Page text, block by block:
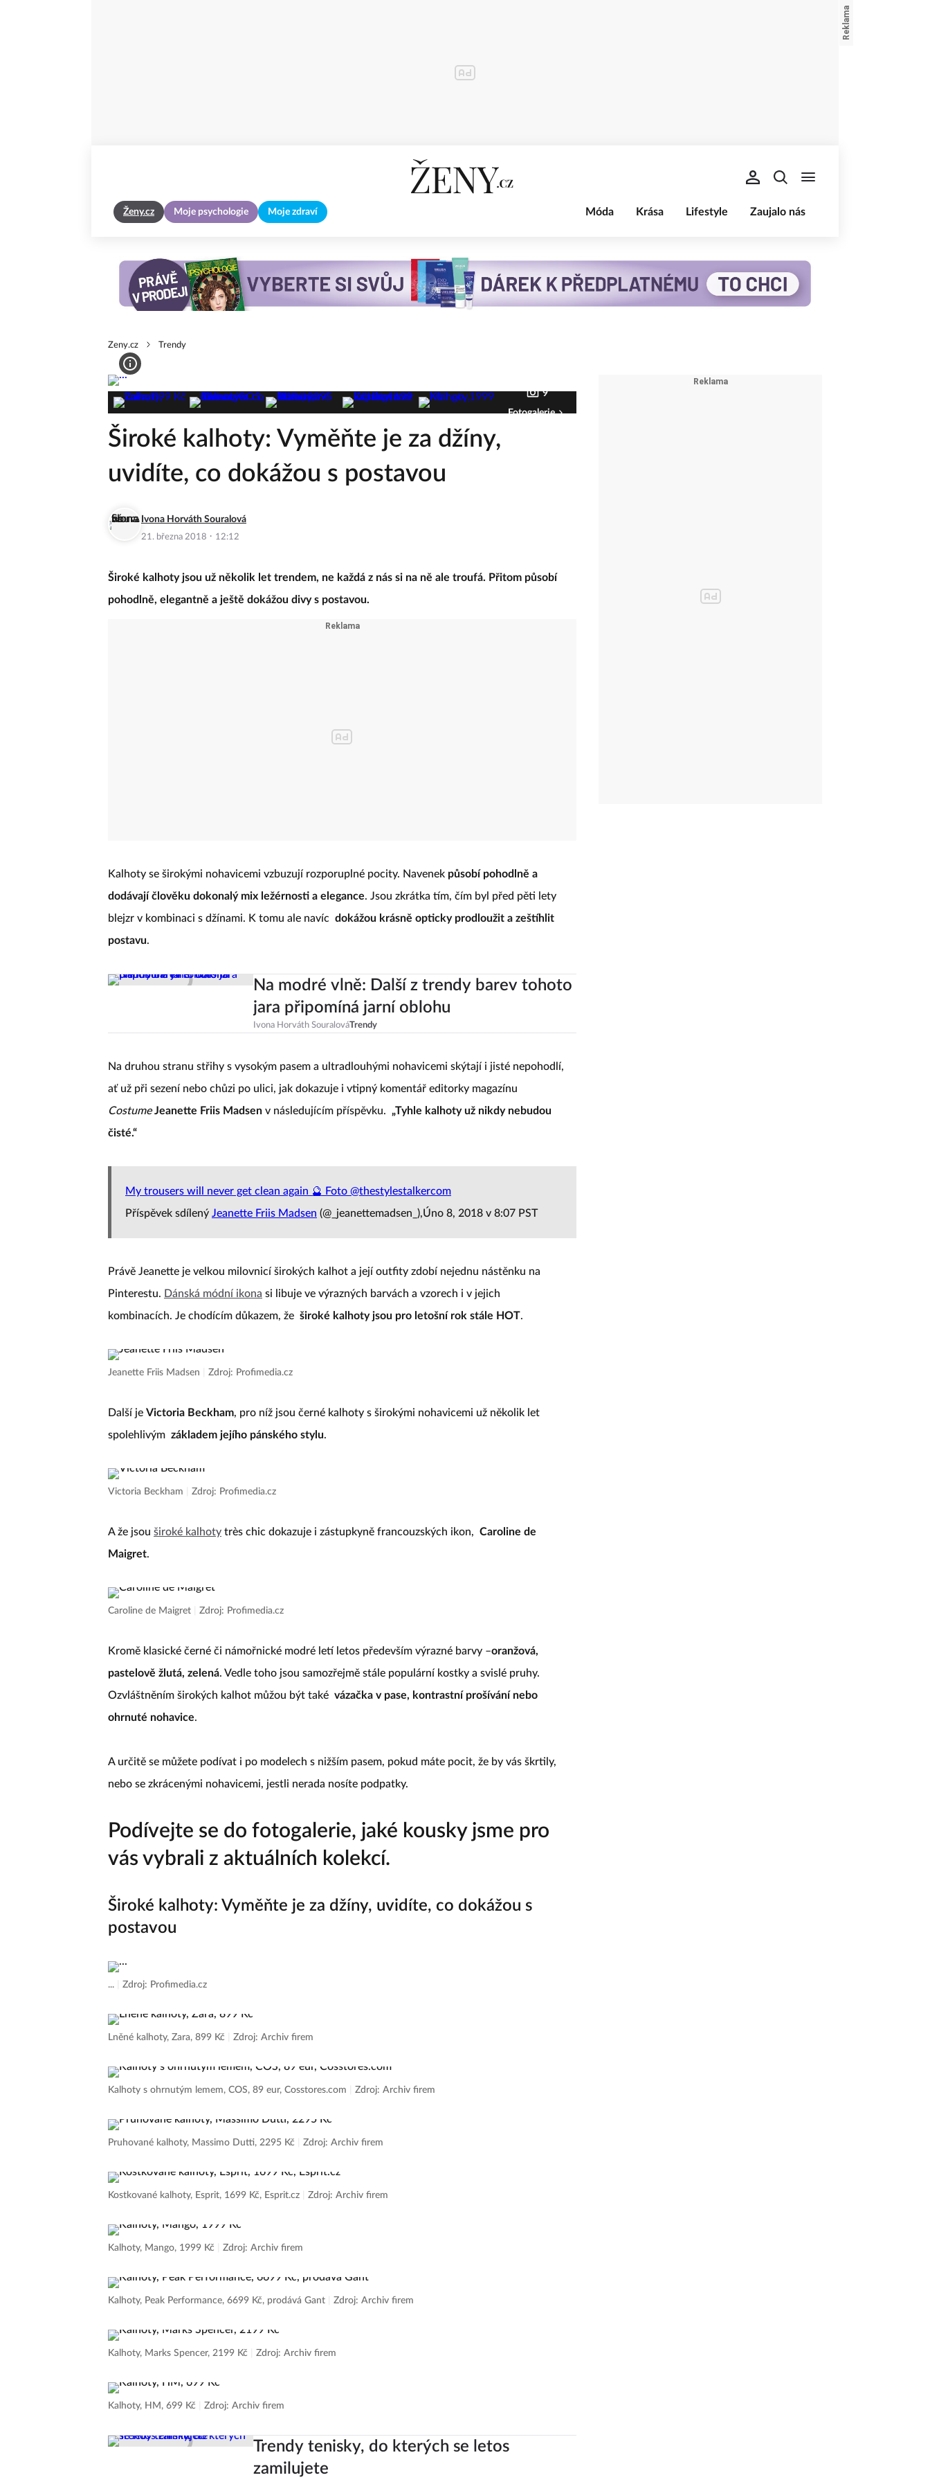
Ženy.cz Moje psychologie Moje zdraví Móda Krása Lifestyle Zaujalo nás
Zeny.cz Trendy
9
Fotogalerie
Široké kalhoty: Vyměňte je za džíny,
uvidíte, co dokážou s postavou
Ivona Horváth Souralová
21. března 2018 · 12:12
Široké kalhoty jsou už několik let trendem, ne každá z nás si na ně ale troufá. Přitom působí
pohodlně, elegantně a ještě dokážou divy s postavou.
Kalhoty se širokými nohavicemi vzbuzují rozporuplné pocity. Navenek působí pohodlně a
dodávají člověku dokonalý mix ležérnosti a elegance. Jsou zkrátka tím, čím byl před pěti lety
blejzr v kombinaci s džínami. K tomu ale navíc dokážou krásně opticky prodloužit a zeštíhlit
postavu.
Na modré vlně: Další z trendy barev tohoto
jara připomíná jarní oblohu
Ivona Horváth SouralováTrendy
Na druhou stranu střihy s vysokým pasem a ultradlouhými nohavicemi skýtají i jisté nepohodlí,
ať už při sezení nebo chůzi po ulici, jak dokazuje i vtipný komentář editorky magazínu
Costume Jeanette Friis Madsen v následujícím příspěvku. „Tyhle kalhoty už nikdy nebudou
čisté.“
My trousers will never get clean again 🔮 Foto @thestylestalkercom
Příspěvek sdílený Jeanette Friis Madsen (@_jeanettemadsen_),Úno 8, 2018 v 8:07 PST
Právě Jeanette je velkou milovnicí širokých kalhot a její outfity zdobí nejednu nástěnku na
Pinterestu. Dánská módní ikona si libuje ve výrazných barvách a vzorech i v jejich
kombinacích. Je chodícím důkazem, že široké kalhoty jsou pro letošní rok stále HOT.
Jeanette Friis Madsen Zdroj: Profimedia.cz
Další je Victoria Beckham, pro níž jsou černé kalhoty s širokými nohavicemi už několik let
spolehlivým základem jejího pánského stylu.
Victoria Beckham Zdroj: Profimedia.cz
A že jsou široké kalhoty très chic dokazuje i zástupkyně francouzských ikon, Caroline de
Maigret.
Caroline de Maigret Zdroj: Profimedia.cz
Kromě klasické černé či námořnické modré letí letos především výrazné barvy –oranžová,
pastelově žlutá, zelená. Vedle toho jsou samozřejmě stále populární kostky a svislé pruhy.
Ozvláštněním širokých kalhot můžou být také vázačka v pase, kontrastní prošívání nebo
ohrnuté nohavice.
A určitě se můžete podívat i po modelech s nižším pasem, pokud máte pocit, že by vás škrtily,
nebo se zkrácenými nohavicemi, jestli nerada nosíte podpatky.
Podívejte se do fotogalerie, jaké kousky jsme pro
vás vybrali z aktuálních kolekcí.
Široké kalhoty: Vyměňte je za džíny, uvidíte, co dokážou s
postavou
... Zdroj: Profimedia.cz
Lněné kalhoty, Zara, 899 Kč Zdroj: Archiv firem
Kalhoty s ohrnutým lemem, COS, 89 eur, Cosstores.com Zdroj: Archiv firem
Pruhované kalhoty, Massimo Dutti, 2295 Kč Zdroj: Archiv firem
Kostkované kalhoty, Esprit, 1699 Kč, Esprit.cz Zdroj: Archiv firem
Kalhoty, Mango, 1999 Kč Zdroj: Archiv firem
Kalhoty, Peak Performance, 6699 Kč, prodává Gant Zdroj: Archiv firem
Kalhoty, Marks Spencer, 2199 Kč Zdroj: Archiv firem
Kalhoty, HM, 699 Kč Zdroj: Archiv firem
Trendy tenisky, do kterých se letos
zamilujete